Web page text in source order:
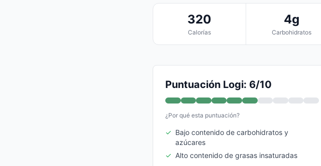
320
Calorías
4g
Carbohidratos
Puntuación Logi: 6/10
¿Por qué esta puntuación?
✓ Bajo contenido de carbohidratos y
azúcares
✓ Alto contenido de grasas insaturadas